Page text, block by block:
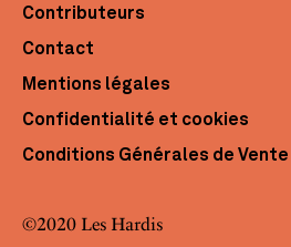
Contributeurs
Contact
Mentions légales
Confidentialité et cookies
Conditions Générales de Vente
©2020 Les Hardis